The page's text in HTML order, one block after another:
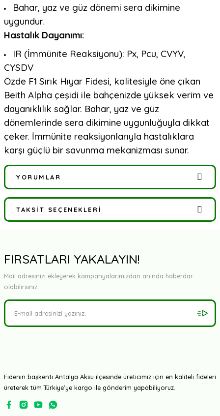
Bahar, yaz ve güz dönemi sera dikimine
uygundur.
Hastalık Dayanımı:
IR (İmmünite Reaksiyonu): Px, Pcu, CVYV,
CYSDV
Özde F1 Sırık Hıyar Fidesi, kalitesiyle öne çıkan
Beith Alpha çeşidi ile bahçenizde yüksek verim ve
dayanıklılık sağlar. Bahar, yaz ve güz
dönemlerinde sera dikimine uygunluğuyla dikkat
çeker. İmmünite reaksiyonlarıyla hastalıklara
karşı güçlü bir savunma mekanizması sunar.
YORUMLAR
Bu ürüne ilk yorumu siz yapın!
TAKSIT SEÇENEKLERI
FIRSATLARI YAKALAYIN!
Mail adresinizi ekleyerek kampanyalarımızdan anında haberdar
olabilirsiniz.
Fidenin başkenti Antalya Aksu ilçesinde üreticimiz için en kaliteli fideleri
üreterek tüm Türkiye'ye kargo ile gönderim yapabiliyoruz.